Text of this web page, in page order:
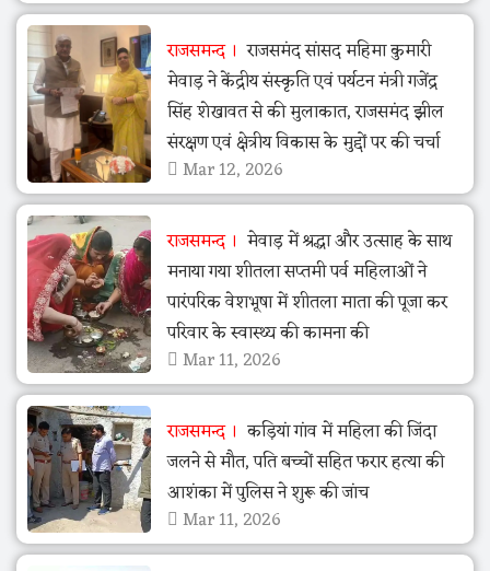
राजसमन्द
राजसमंद सांसद महिमा कुमारी
मेवाड़ ने केंद्रीय संस्कृति एवं पर्यटन मंत्री गजेंद्र
सिंह शेखावत से की मुलाकात, राजसमंद झील
संरक्षण एवं क्षेत्रीय विकास के मुद्दों पर की चर्चा
Mar 12, 2026
राजसमन्द
मेवाड़ में श्रद्धा और उत्साह के साथ
मनाया गया शीतला सप्तमी पर्व महिलाओं ने
पारंपरिक वेशभूषा में शीतला माता की पूजा कर
परिवार के स्वास्थ्य की कामना की
Mar 11, 2026
राजसमन्द
कड़ियां गांव में महिला की जिंदा
जलने से मौत, पति बच्चों सहित फरार हत्या की
आशंका में पुलिस ने शुरू की जांच
Mar 11, 2026